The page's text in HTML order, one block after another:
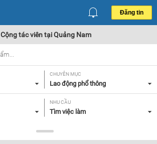
Đăng tin
Cộng tác viên tại Quảng Nam
CHUYÊN MỤC
Lao động phổ thông
NHU CẦU
Tìm việc làm